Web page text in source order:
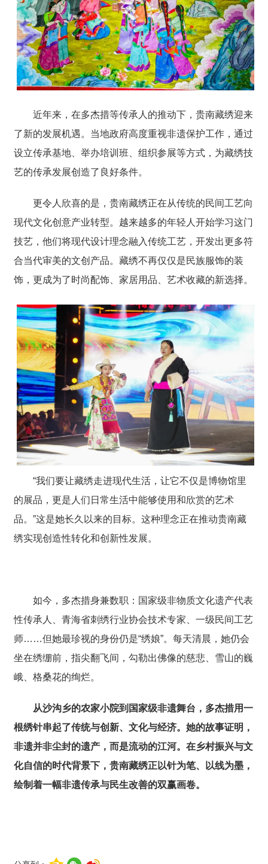
近年来，在多杰措等传承人的推动下， 贵南藏绣迎来
了新的发展机遇。当地政府高度重视非遗保护工作，通过
设立传承基地、举办培训班、组织参展等方式，为藏绣技
艺的传承发展创造了良好条件。
更令人欣喜的是，贵南藏绣正在从传统的民间工艺向
现代文化创意产业转型。越来越多的年轻人开始学习这门
技艺，他们将现代设计理念融入传统工艺，开发出更多符
合当代审美的文创产品。藏绣不再仅仅是民族服饰的装
饰，更成为了时尚配饰、家居用品、艺术收藏的新选择。
“我们要让藏绣走进现代生活，让它不仅是博物馆里
的展品，更是人们日常生活中能够使用和欣赏的艺术
品。”这是她长久以来的目标。这种理念正在推动贵南藏
绣实现创造性转化和创新性发展。
如今，多杰措身兼数职：国家级非物质文化遗产代表
性传承人、青海省刺绣行业协会技术专家、一级民间工艺
师……但她最珍视的身份仍是“绣娘”。每天清晨，她仍会
坐在绣绷前，指尖翻飞间，勾勒出佛像的慈悲、雪山的巍
峨、格桑花的绚烂。
从沙沟乡的农家小院到国家级非遗舞台，多杰措用一
根绣针串起了传统与创新、文化与经济。她的故事证明，
非遗并非尘封的遗产，而是流动的江河。在乡村振兴与文
化自信的时代背景下，贵南藏绣正以针为笔、以线为墨，
绘制着一幅非遗传承与民生改善的双赢画卷。